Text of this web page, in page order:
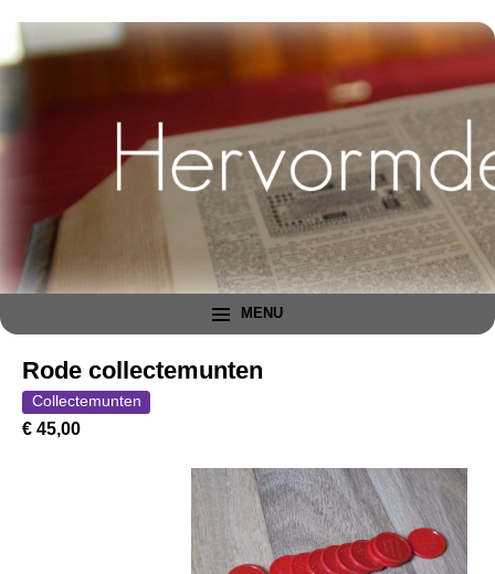
MENU
Rode collectemunten
Collectemunten
€ 45,00